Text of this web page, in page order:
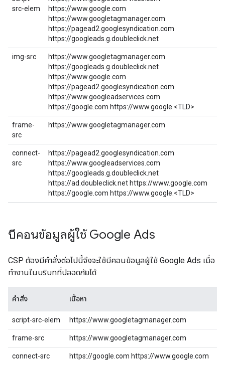
src-elem
https://www.google.com
https://www.googletagmanager.com
https://pagead2.googlesyndication.com
https://googleads.g.doubleclick.net
img-src
https://www.googletagmanager.com
https://googleads.g.doubleclick.net
https://www.google.com
https://pagead2.googlesyndication.com
https://www.googleadservices.com
https://google.com https://www.google.<TLD>
frame-
src
https://www.googletagmanager.com
connect-
src
https://pagead2.googlesyndication.com
https://www.googleadservices.com
https://googleads.g.doubleclick.net
https://ad.doubleclick.net https://www.google.com
https://google.com https://www.google.<TLD>
บีคอนข้อมูลผู้ใช้ Google Ads
CSP ต้องมีคําสั่งต่อไปนี้จึงจะใช้บีคอนข้อมูลผู้ใช้ Google Ads เมื่อ
ทํางานในบริบทที่ปลอดภัยได้
คำสั่ง เนื้อหา
script-src-elem https://www.googletagmanager.com
frame-src https://www.googletagmanager.com
connect-src https://google.com https://www.google.com